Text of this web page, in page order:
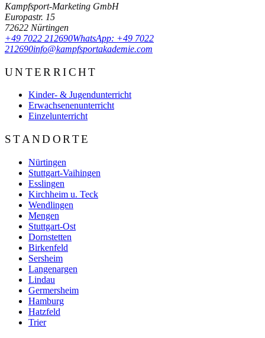
Kampfsport-Marketing GmbH
Europastr. 15
72622 Nürtingen
+49 7022 212690WhatsApp: +49 7022
212690info@kampfsportakademie.com
UNTERRICHT
Kinder- & Jugendunterricht
Erwachsenenunterricht
Einzelunterricht
STANDORTE
Nürtingen
Stuttgart-Vaihingen
Esslingen
Kirchheim u. Teck
Wendlingen
Mengen
Stuttgart-Ost
Dornstetten
Birkenfeld
Sersheim
Langenargen
Lindau
Germersheim
Hamburg
Hatzfeld
Trier